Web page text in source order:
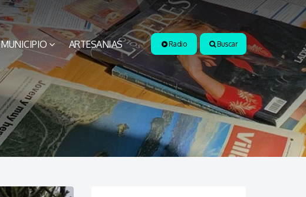
Radio Buscar
MUNICIPIO ARTESANIAS